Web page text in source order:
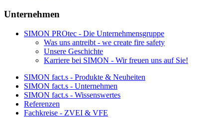
Unternehmen
SIMON PROtec - Die Unternehmensgruppe
Was uns antreibt - we create fire safety
Unsere Geschichte
Karriere bei SIMON - Wir freuen uns auf Sie!
SIMON fact.s - Produkte & Neuheiten
SIMON fact.s - Unternehmen
SIMON fact.s - Wissenswertes
Referenzen
Fachkreise - ZVEI & VFE